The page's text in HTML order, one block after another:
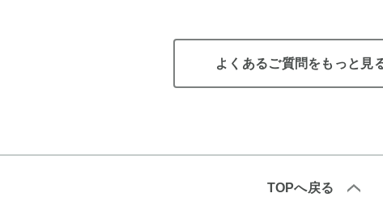
よくあるご質問をもっと見
TOPへ戻る